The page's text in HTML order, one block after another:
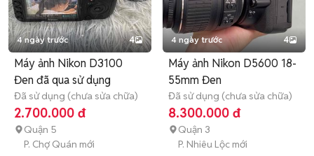
4 ngày trước 4
Máy ảnh Nikon D3100
Đen đã qua sử dụng
Đã sử dụng (chưa sửa chữa)
2.700.000 đ
Quận 5
P. Chợ Quán mới
4 ngày trước 4
Máy ảnh Nikon D5600 18-
55mm Đen
Đã sử dụng (chưa sửa chữa)
8.300.000 đ
Quận 3
P. Nhiêu Lộc mới